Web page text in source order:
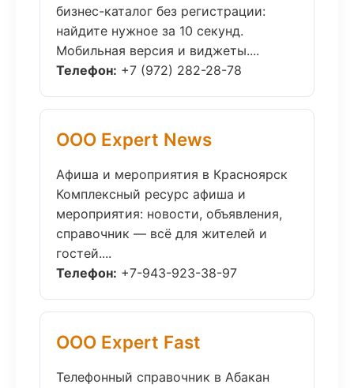
бизнес-каталог без регистрации:
найдите нужное за 10 секунд.
Мобильная версия и виджеты....
Телефон: +7 (972) 282-28-78
ООО Expert News
Афиша и мероприятия в Красноярск
Комплексный ресурс афиша и
мероприятия: новости, объявления,
справочник — всё для жителей и
гостей....
Телефон: +7-943-923-38-97
ООО Expert Fast
Телефонный справочник в Абакан